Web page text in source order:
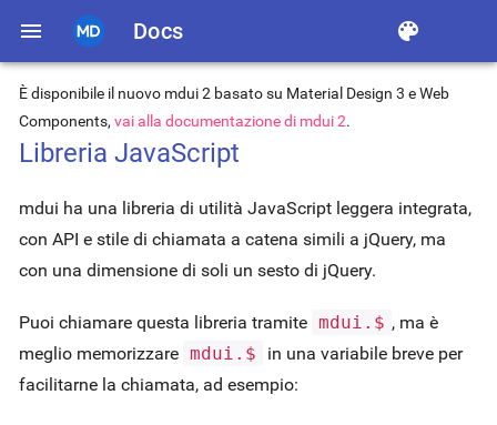
menu Docs color_lens
È disponibile il nuovo mdui 2 basato su Material Design 3 e Web
Components, vai alla documentazione di mdui 2.
Libreria JavaScript
mdui ha una libreria di utilità JavaScript leggera integrata,
con API e stile di chiamata a catena simili a jQuery, ma
con una dimensione di soli un sesto di jQuery.
Puoi chiamare questa libreria tramite mdui.$ , ma è
meglio memorizzare mdui.$
in una variabile breve per
facilitarne la chiamata, ad esempio: